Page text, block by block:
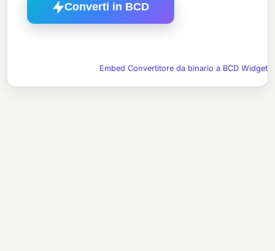
Converti in BCD
Embed Convertitore da binario a BCD Widget